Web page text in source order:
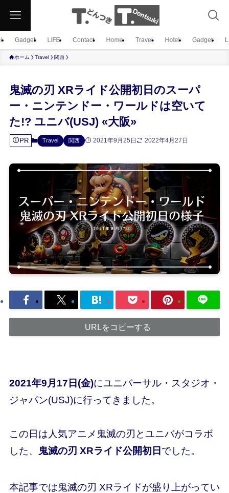
Gadget LIFE Contact Home Travel Hotel Gadget
ホーム Travel 関西
鬼滅の刃 XRライド公開初日のスーパ
ー・ニンテンドー・ワールドは空いて
た!? ユニバ(USJ) «大阪»
PR Travel 関西 2021年9月25日 2022年4月27日
URLをコピーする
2021年9月17日(金)にユニバーサル・スタジオ・
ジャパン(USJ)に行ってきました。
この日は人気アニメ鬼滅の刃とユニバがコラボ
した、
鬼滅の刃 XRライド公開初日 でした。
本記事では鬼滅の刃 XRライドが盛り上がってい